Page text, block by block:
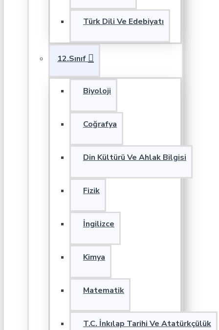
Türk Dili Ve Edebiyatı
12.Sınıf
Biyoloji
Coğrafya
Din Kültürü Ve Ahlak Bilgisi
Fizik
İngilizce
Kimya
Matematik
T.C. İnkılap Tarihi Ve Atatürkçülük